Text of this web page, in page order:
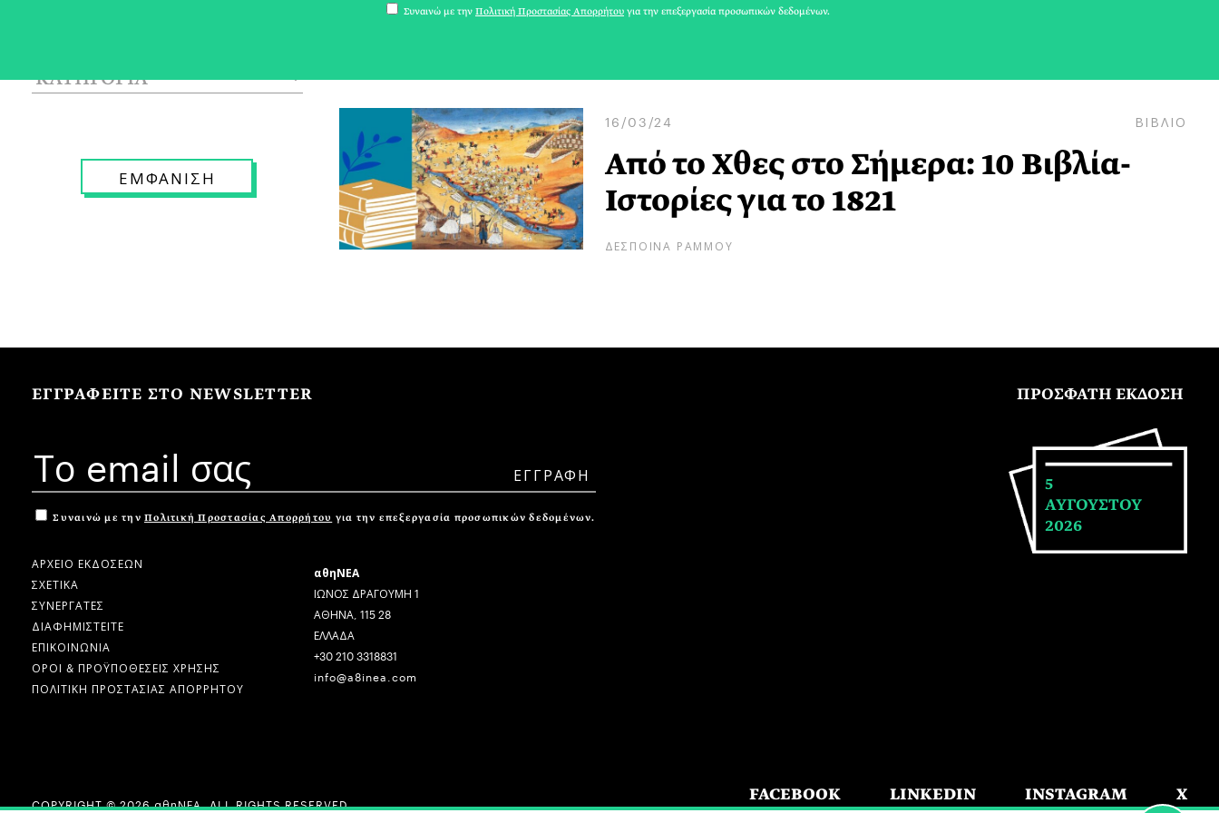
16/03/24 ΒΙΒΛΙΟ
Από το Χθες στο Σήμερα: 10 Βιβλία-
Ιστορίες για το 1821
ΔΕΣΠΟΙΝΑ ΡΑΜΜΟΥ
ΕΓΓΡΑΦΕΙΤΕ ΣΤΟ NEWSLETTER
Συναινώ με την Πολιτική Προστασίας Απορρήτου για την επεξεργασία προσωπικών δεδομένων.
ΑΡΧΕΙΟ ΕΚΔΟΣΕΩΝ
ΣΧΕΤΙΚΑ
ΣΥΝΕΡΓΑΤΕΣ
ΔΙΑΦΗΜΙΣΤΕΙΤΕ
ΕΠΙΚΟΙΝΩΝΙΑ
ΟΡΟΙ & ΠΡΟΫΠΟΘΕΣΕΙΣ ΧΡΗΣΗΣ
ΠΟΛΙΤΙΚΗ ΠΡΟΣΤΑΣΙΑΣ ΑΠΟΡΡΗΤΟΥ
αθηΝΕΑ
ΙΩΝΟΣ ΔΡΑΓΟΥΜΗ 1
ΑΘΗΝΑ, 115 28
ΕΛΛΑΔΑ
+30 210 3318831
info@a8inea.com
ΠΡΟΣΦΑΤΗ ΕΚΔΟΣΗ
5
ΑΥΓΟΥΣΤΟΥ
2026
COPYRIGHT © 2026 αθηΝΕΑ, ALL RIGHTS RESERVED. FACEBOOK LINKEDIN INSTAGRAM X
Συναινώ με την Πολιτική Προστασίας Απορρήτου για την επεξεργασία προσωπικών δεδομένων.